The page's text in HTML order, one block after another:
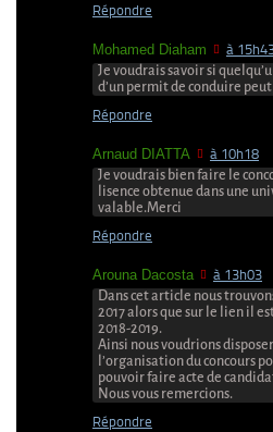
Répondre
Mohamed Diaham à
Je voudrais savoir si
d’un permit de conduire
Répondre
Arnaud DIATTA à 10h18
Je voudrais bien faire le
lisence obtenue dans une
valable.Merci
Répondre
Arouna Dacosta à 13h03
Dans cet article nous
2017 alors que sur le lien il
2018-2019.
Ainsi nous voudrions
l’organisation du concours
pouvoir faire acte de
Nous vous remercions.
Répondre